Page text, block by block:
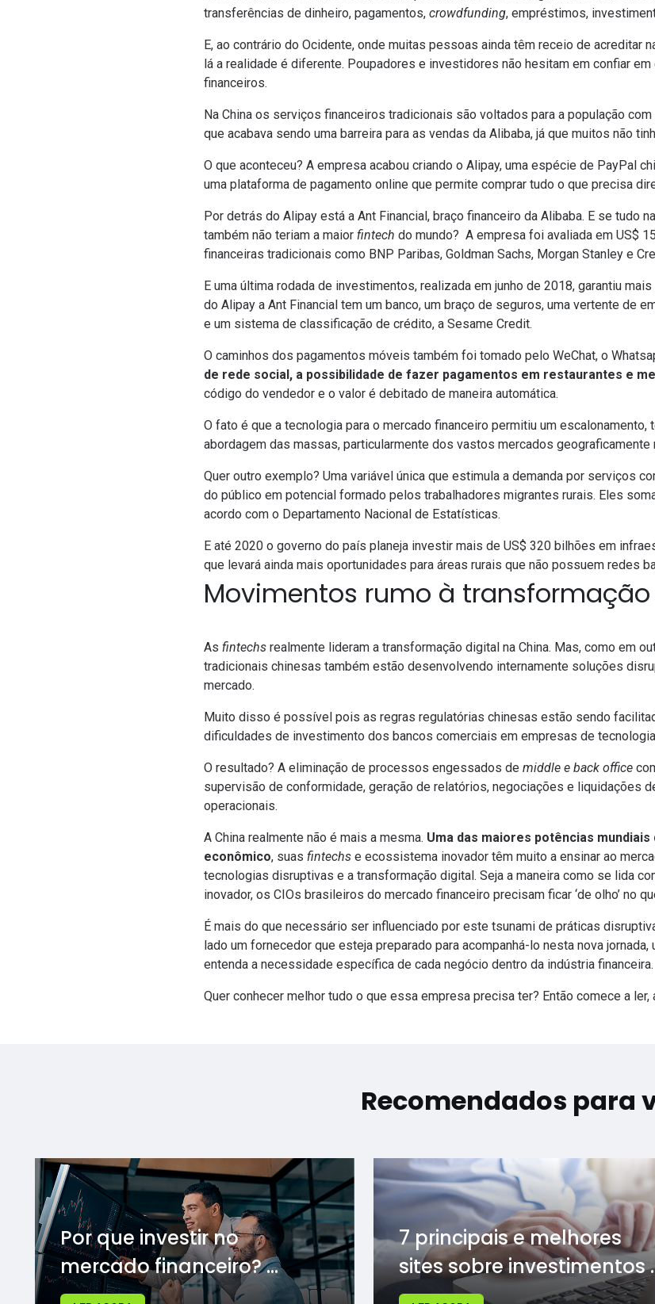
transferências de dinheiro, pagamentos,crowdfunding, empréstimos,
E, ao contrário do Ocidente, onde muitas pessoas ainda têm receio de
lá a realidade é diferente. Poupadores e investidores não hesitam em confiar
financeiros.
Na China os serviços financeiros tradicionais são voltados para a população
que acabava sendo uma barreira para as vendas da Alibaba, já que muitos não
O que aconteceu? A empresa acabou criando oAlipay, uma espécie de PayPal
uma plataforma de pagamento online que permite comprar tudo o que precisa
Por detrás do Alipay está aAnt Financial, braço financeiro da Alibaba. E se tudo
também não teriam a maiorfintech do mundo? A empresa foiavaliada em US$
financeiras tradicionais como BNP Paribas, Goldman Sachs, Morgan Stanley e
E uma última rodada de investimentos, realizada em junho de 2018, garantiu
do Alipay a Ant Financial tem um banco, um braço de seguros, uma vertente de
e um sistema de classificação de crédito, aSesame Credit.
O caminhos dos pagamentos móveis também foi tomado peloWeChat, o
de rede social, a possibilidade de fazer pagamentos em restaurantes e
código do vendedor e o valor é debitado de maneira automática.
O fato é que a tecnologia para o mercado financeiro permitiu um escalonamento,
abordagem das massas, particularmente dos vastos mercados geograficamente
Quer outro exemplo? Uma variável única que estimula a demanda por serviços
do público em potencial formado pelos trabalhadores migrantes rurais. Eles
acordo com o Departamento Nacional de Estatísticas.
E até 2020 o governo do país planeja investir mais de US$ 320 bilhões em
que levará ainda mais oportunidades para áreas rurais que não possuem redes
Movimentos rumo à
Asfintechs realmente lideram a transformação digital na China. Mas, como em
tradicionais chinesas também estãodesenvolvendo internamente soluções
mercado.
Muito disso é possível pois as regras regulatórias chinesas estão sendo
dificuldades de investimento dos bancos comerciais em empresas de
O resultado? A eliminação de processos engessados demiddle e back office
supervisão de conformidade, geração de relatórios, negociações e liquidações
operacionais.
A China realmente não é mais a mesma. Uma das maiores potências
econômico, suas fintechs e ecossistema inovador têm muito a ensinar ao
tecnologias disruptivas e a transformação digital. Seja a maneira como se lida
inovador, os CIOs brasileiros do mercado financeiro precisam ficar ‘de olho’ no
É mais do que necessário ser influenciado por este tsunami de práticas
lado um fornecedor que esteja preparado para acompanhá-lo nesta nova
entenda a necessidade específica de cada negócio dentro da indústria financeira.
Quer conhecer melhor tudo o que essa empresa precisa ter? Então comece a
Recomendados para
Por que investir no
mercado financeiro? ...
7 principais e melhores
sites sobre investimentos